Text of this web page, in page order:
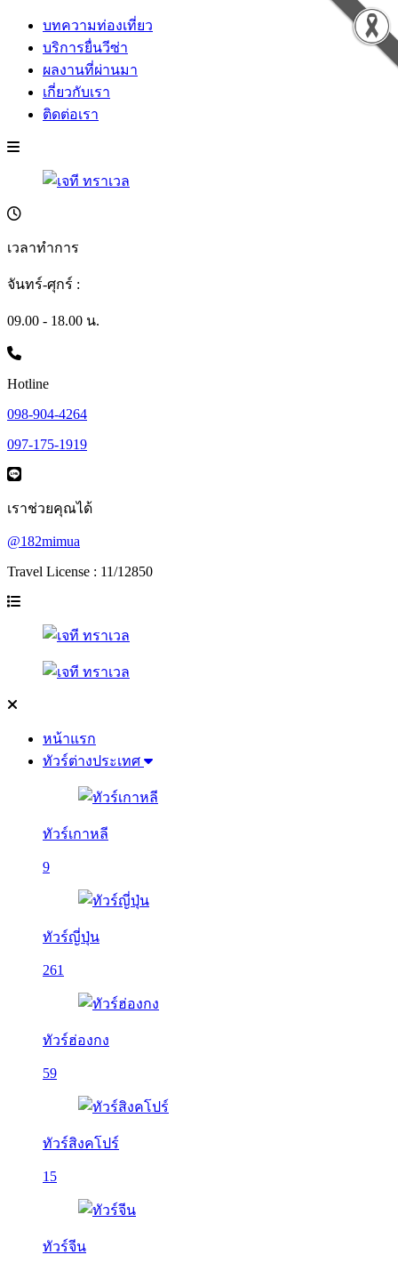
บทความท่องเที่ยว
บริการยื่นวีซ่า
ผลงานที่ผ่านมา
เกี่ยวกับเรา
ติดต่อเรา
เวลาทำการ
จันทร์-ศุกร์ :
09.00 - 18.00 น.
Hotline
098-904-4264
097-175-1919
เราช่วยคุณได้
@182mimua
Travel License : 11/12850
หน้าแรก
ทัวร์ต่างประเทศ
ทัวร์เกาหลี
9
ทัวร์ญี่ปุ่น
261
ทัวร์ฮ่องกง
59
ทัวร์สิงคโปร์
15
ทัวร์จีน